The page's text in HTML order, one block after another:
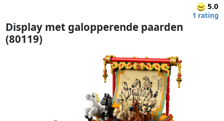
5.0
1 rating
Display met galopperende paarden
(80119)